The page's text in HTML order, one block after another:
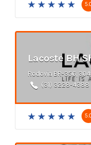
Lacoste BH
Rodovia BR-356,
(31) 3228-4388